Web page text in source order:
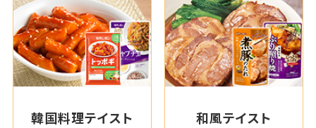
韓国料理テイスト 和風テイスト